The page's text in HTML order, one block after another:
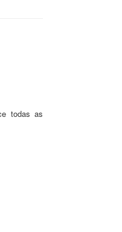
todas as